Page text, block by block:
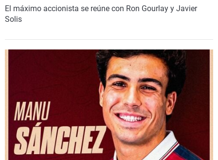
El máximo accionista se reúne con Ron Gourlay y Javier
Solis